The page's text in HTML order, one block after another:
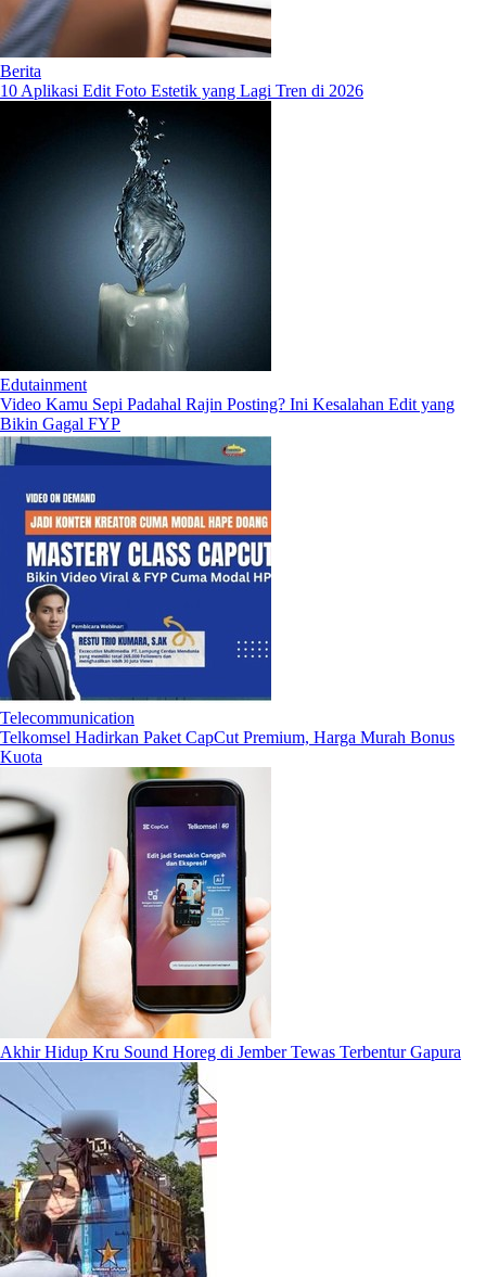
Berita
10 Aplikasi Edit Foto Estetik yang Lagi Tren di 2026
Edutainment
Video Kamu Sepi Padahal Rajin Posting? Ini Kesalahan Edit yang
Bikin Gagal FYP
Telecommunication
Telkomsel Hadirkan Paket CapCut Premium, Harga Murah Bonus
Kuota
Akhir Hidup Kru Sound Horeg di Jember Tewas Terbentur Gapura